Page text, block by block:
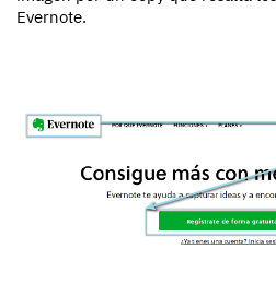
Evernote.